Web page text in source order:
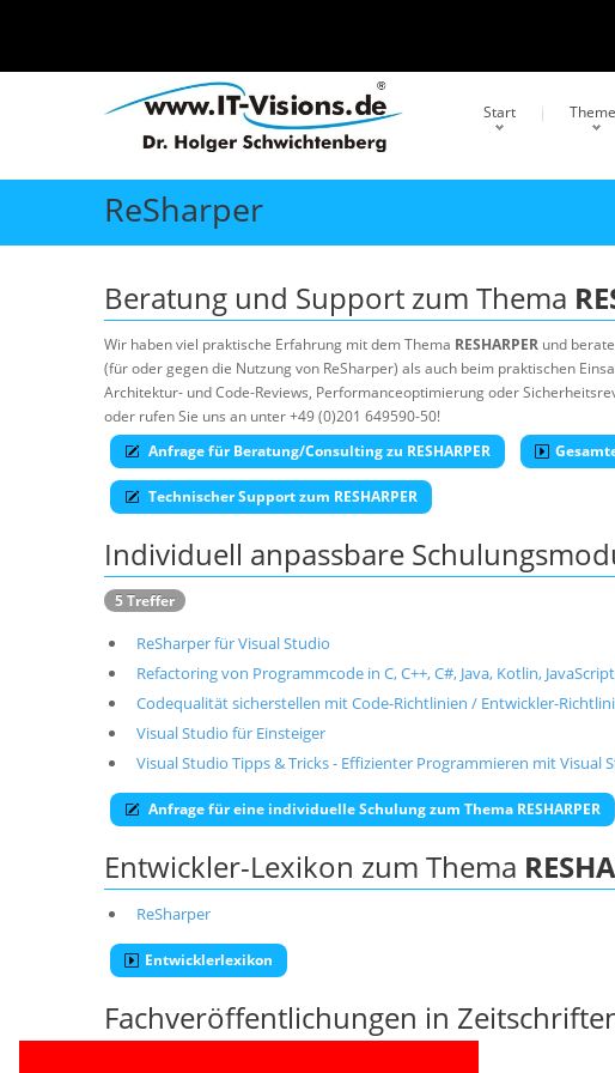
Start
ReSharper
Beratung und Support zum Thema
Wir haben viel praktische Erfahrung mit dem Thema RESHARPER und
(für oder gegen die Nutzung von ReSharper) als auch beim praktischen
Architektur- und Code-Reviews, Performanceoptimierung oder
oder rufen Sie uns an unter +49 (0)201 649590-50!
Anfrage für Beratung/Consulting zu RESHARPER
Technischer Support zum RESHARPER
Individuell anpassbare
5 Treffer
ReSharper für Visual Studio
Refactoring von Programmcode in C, C++, C#, Java, Kotlin,
Codequalität sicherstellen mit Code-Richtlinien / Entwickler-
Visual Studio für Einsteiger
Visual Studio Tipps & Tricks - Effizienter Programmieren mit Visual
Anfrage für eine individuelle Schulung zum Thema RESHARPER
Entwickler-Lexikon zum Thema
ReSharper
Entwicklerlexikon
Fachveröffentlichungen in